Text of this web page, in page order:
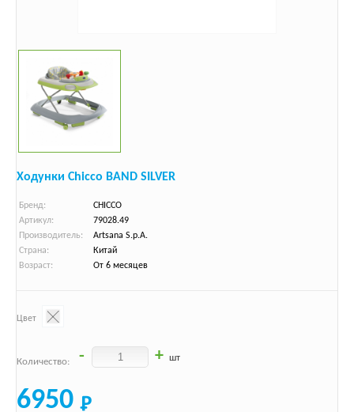
Ходунки Chicco BAND SILVER
Бренд:
CHICCO
Артикул:
79028.49
Производитель:
Artsana S.p.A.
Страна:
Китай
Возраст:
От 6 месяцев
Цвет
Количество: - + шт
6950